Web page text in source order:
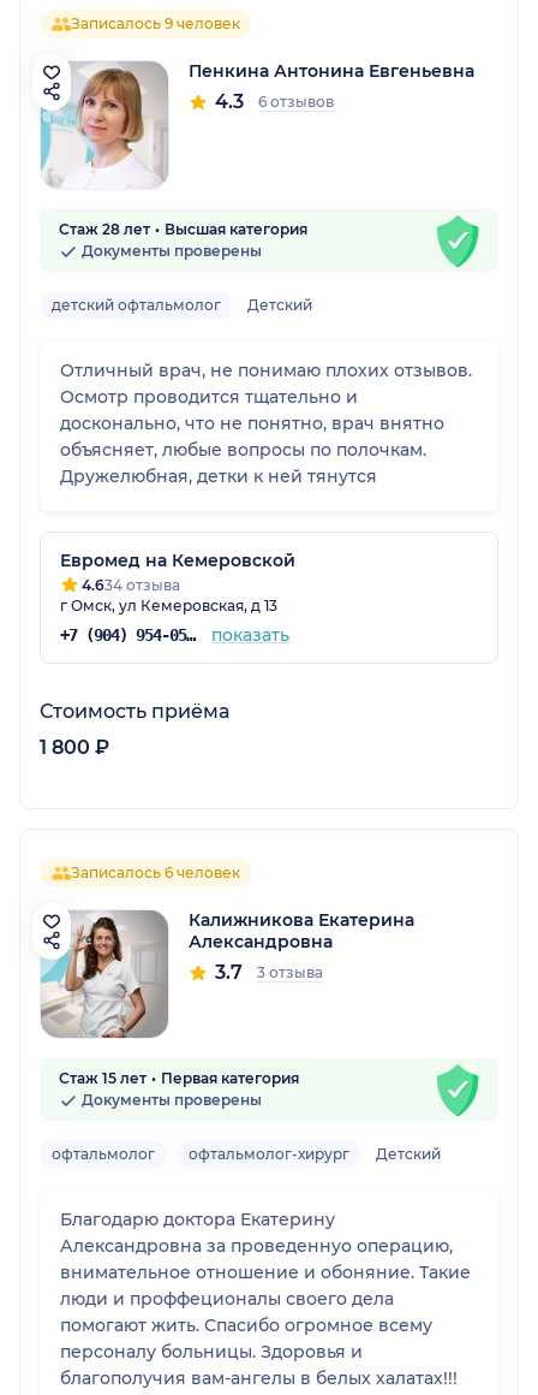
Записалось 9 человек
Пенкина Антонина Евгеньевна
4.3 6 отзывов
Стаж 28 лет
Высшая категория
Документы проверены
детский офтальмолог Детский
Отличный врач, не понимаю плохих отзывов.
Осмотр проводится тщательно и
досконально, что не понятно, врач внятно
объясняет, любые вопросы по полочкам.
Дружелюбная, детки к ней тянутся
Евромед на Кемеровской
4.634 отзыва
г Омск, ул Кемеровская, д 13
+7 (904) 954-05-47 показать
Стоимость приёма
1 800 ₽
Записалось 6 человек
Калижникова Екатерина
Александровна
3.7 3 отзыва
Стаж 15 лет
Первая категория
Документы проверены
офтальмолог офтальмолог-хирург Детский
Благодарю доктора Екатерину
Александровна за проведеннуо операцию,
внимательное отношение и обоняние. Такие
люди и проффеционалы своего дела
помогают жить. Спасибо огромное всему
персоналу больницы. Здоровья и
благополучия вам-ангелы в белых халатах!!!